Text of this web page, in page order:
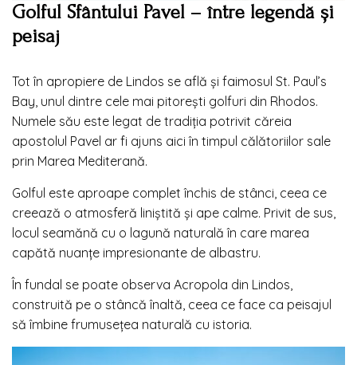
Golful Sfântului Pavel – între legendă și
peisaj
Tot în apropiere de Lindos se află și faimosul St. Paul’s
Bay, unul dintre cele mai pitorești golfuri din Rhodos.
Numele său este legat de tradiția potrivit căreia
apostolul Pavel ar fi ajuns aici în timpul călătoriilor sale
prin Marea Mediterană.
Golful este aproape complet închis de stânci, ceea ce
creează o atmosferă liniștită și ape calme. Privit de sus,
locul seamănă cu o lagună naturală în care marea
capătă nuanțe impresionante de albastru.
În fundal se poate observa Acropola din Lindos,
construită pe o stâncă înaltă, ceea ce face ca peisajul
să îmbine frumusețea naturală cu istoria.